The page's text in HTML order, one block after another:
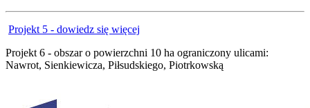
Projekt 5 - dowiedz się więcej
Projekt 6 - obszar o powierzchni 10 ha ograniczony ulicami:
Nawrot, Sienkiewicza, Piłsudskiego, Piotrkowską